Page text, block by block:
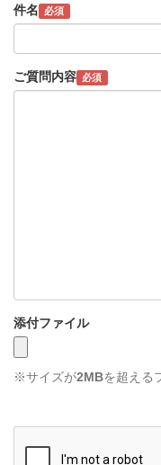
件名 必須
ご質問内容 必須
添付ファイル
※サイズが2MBを超える